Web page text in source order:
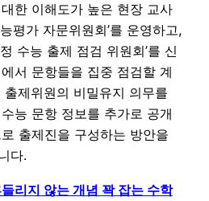
한 이해도가 높은 현장 교사
평가 자문위원회’를 운영하고,
수능 출제 점검 위원회’를 신
서 문항들을 집중 점검할 계
제위원의 비밀유지 의무를
능 문항 정보를 추가로 공개
출제진을 구성하는 방안을
다.
리지 않는 개념 꽉 잡는 수학